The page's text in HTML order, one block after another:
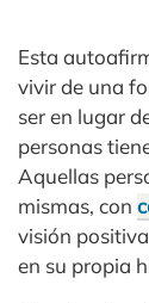
Esta
vivir de una
ser en lugar
personas
Aquellas
mismas, con
visión
en su propia